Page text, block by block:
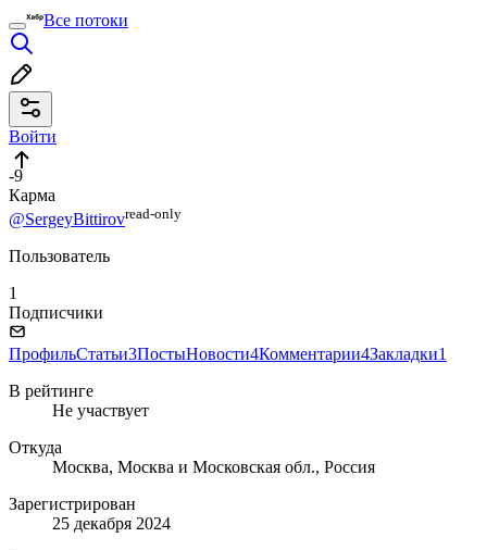
Все потоки
Войти
-9
Карма
@SergeyBittirovread⁠-⁠only
Пользователь
1
Подписчики
ПрофильСтатьи3ПостыНовости4Комментарии4Закладки1
В рейтинге
Не участвует
Откуда
Москва, Москва и Московская обл., Россия
Зарегистрирован
25 декабря 2024